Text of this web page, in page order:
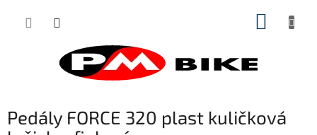
Pedály FORCE 320 plast kuličková